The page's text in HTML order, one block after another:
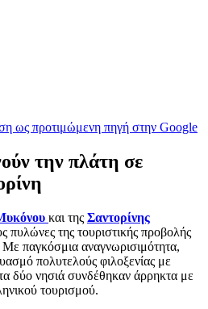
ως προτιμώμενη πηγή στην Google
την πλάτη σε
και της Σαντορίνης
πυλώνες της τουριστικής προβολής
παγκόσμια αναγνωρισιμότητα,
πολυτελούς φιλοξενίας με
δύο νησιά συνδέθηκαν άρρηκτα με
τουρισμού.